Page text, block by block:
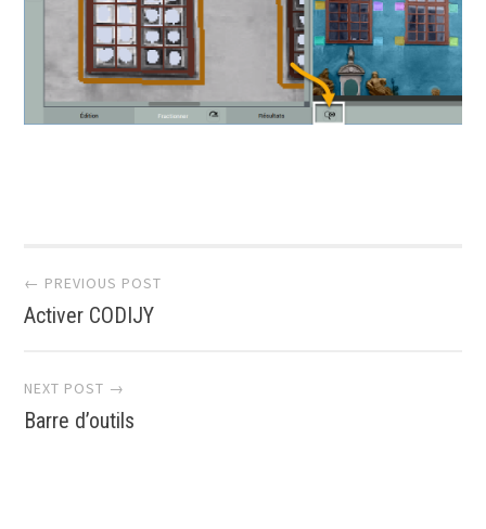
← PREVIOUS POST
Activer CODIJY
NEXT POST →
Barre d’outils